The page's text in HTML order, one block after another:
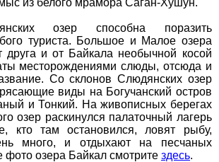
из белого мрамора Саган-Хушун.
озер способна поразить
туриста. Большое и Малое озера
друга и от Байкала необычной косой
месторождениями слюды, отсюда и
Со склонов Слюдянских озер
виды на Богучанский остров
и Тонкий. На живописных берегах
озер раскинулся палаточный лагерь
кто там остановился, ловят рыбу,
много, и отдыхают на песчаных
фото озера Байкал смотрите здесь.